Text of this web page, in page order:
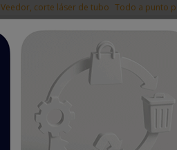
Veedor, corte láser de tubo Todo a punto
| Es noticia | CANAL
EMPRESAS DEL SECTOR DEL METAL